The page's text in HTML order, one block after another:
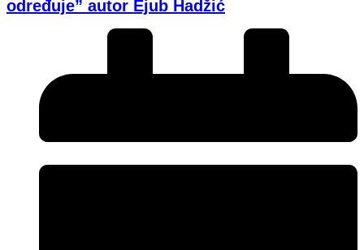
određuje” autor Ejub Hadžić